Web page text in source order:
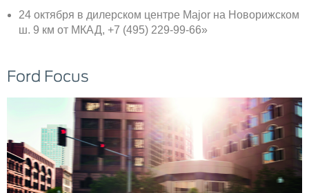
24 октября в дилерском центре Major на Новорижском
ш. 9 км от МКАД, +7 (495) 229-99-66»
Ford Focus